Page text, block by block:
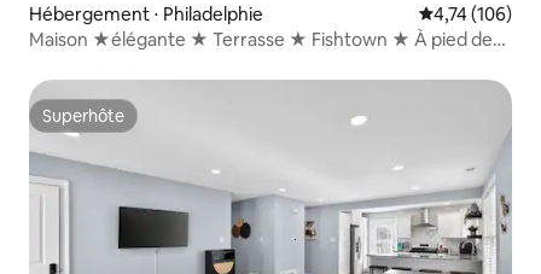
Hébergement ⋅ Philadelphie Évaluation
4,74 (106)
Maison ★élégante ★ Terrasse ★ Fishtown ★ À pied des
Superhôte
Superhôte